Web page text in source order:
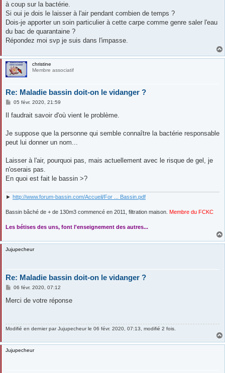
à coup sur la bactérie.
Si oui je dois le laisser à l'air pendant combien de temps ?
Dois-je apporter un soin particulier à cette carpe comme genre saler l'eau
du bac de quarantaine ?
Répondez moi svp je suis dans l'impasse.
christine
Membre associatif
Re: Maladie bassin doit-on le vidanger ?
M
s
g
05 févr. 2020, 21:59
Il faudrait savoir d'où vient le problème.
Je suppose que la personne qui semble connaître la bactérie responsable
peut lui donner un nom...
Laisser à l'air, pourquoi pas, mais actuellement avec le risque de gel, je
n'oserais pas.
En quoi est fait le bassin >?
► http://www.forum-bassin.com/Accueil/For ... Bassin.pdf
Bassin bâché de + de 130m3 commencé en 2011, filtration maison. Membre du FCKC
Les bétises des uns, font l'enseignement des autres...
Jujupecheur
Re: Maladie bassin doit-on le vidanger ?
M
s
e
06 févr. 2020, 07:12
Merci de votre réponse
Modifié en dernier parJujupecheurle 06 févr. 2020, 07:13, modifié 2 fois.
Jujupecheur